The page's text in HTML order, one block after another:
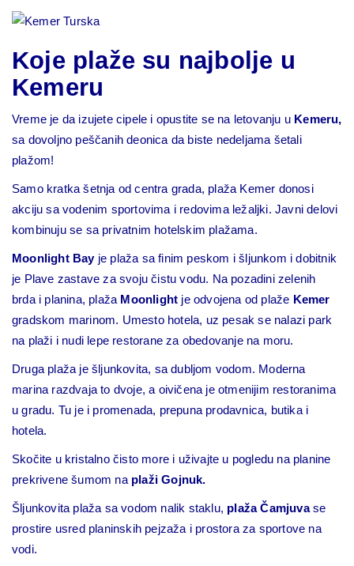
Koje plaže su najbolje u
Kemeru
Vreme je da izujete cipele i opustite se na letovanju u Kemeru,
sa dovoljno peščanih deonica da biste nedeljama šetali
plažom!
Samo kratka šetnja od centra grada, plaža Kemer donosi
akciju sa vodenim sportovima i redovima ležaljki. Javni delovi
kombinuju se sa privatnim hotelskim plažama.
Moonlight Bayje plaža sa finim peskom i šljunkom i dobitnik
je Plave zastave za svoju čistu vodu. Na pozadini zelenih
brda i planina, plaža Moonlight je odvojena od plaže Kemer
gradskom marinom. Umesto hotela, uz pesak se nalazi park
na plaži i nudi lepe restorane za obedovanje na moru.
Druga plaža je šljunkovita, sa dubljom vodom. Moderna
marina razdvaja to dvoje, a oivičena je otmenijim restoranima
u gradu. Tu je i promenada, prepuna prodavnica, butika i
hotela.
Skočite u kristalno čisto more i uživajte u pogledu na planine
prekrivene šumom na plaži Gojnuk.
Šljunkovita plaža sa vodom nalik staklu, plaža Čamjuvase
prostire usred planinskih pejzaža i prostora za sportove na
vodi.